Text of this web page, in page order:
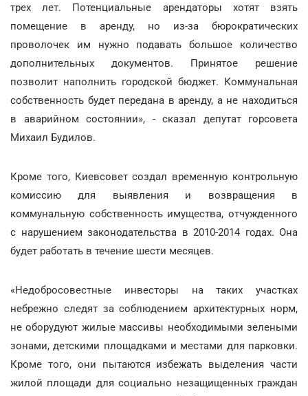
трех лет. Потенциальные арендаторы хотят взять
помещение в аренду, но из-за бюрократических
проволочек им нужно подавать большое количество
дополнительных документов. Принятое решение
позволит наполнить городской бюджет. Коммунальная
собственность будет передана в аренду, а не находиться
в аварийном состоянии», - сказал депутат горсовета
Михаил Будилов.
Кроме того, Киевсовет создал временную контрольную
комиссию для выявления и возвращения в
коммунальную собственность имущества, отчужденного
с нарушением законодательства в 2010-2014 годах. Она
будет работать в течение шести месяцев.
«Недобросовестные инвесторы на таких участках
небрежно следят за соблюдением архитектурных норм,
не оборудуют жилые массивы необходимыми зелеными
зонами, детскими площадками и местами для парковки.
Кроме того, они пытаются избежать выделения части
жилой площади для социально незащищенных граждан